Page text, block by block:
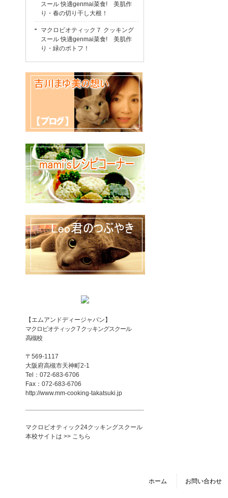
スール 快適genmai菜食! 美肌作
り・春の切り干し大根！
マクロビオティック７ クッキング
スール 快適genmai菜食! 美肌作
り・緑のポトフ！
【エムアンドディージャパン】
マクロビオティック 7 クッキングスクール
高槻校
〒569-1117
大阪府高槻市天神町2-1
Tel：072-683-6706
Fax：072-683-6706
http://www.mm-cooking-takatsuki.jp
マクロビオティック24クッキングスクール
本校サイトは >> こちら
ホーム お問い合わせ